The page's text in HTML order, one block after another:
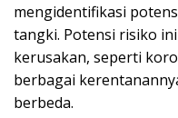
mengidentifikasi
tangki. Potensi risiko
kerusakan, seperti
berbagai
berbeda.